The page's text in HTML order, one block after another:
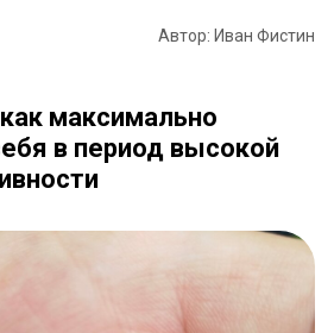
Автор: Иван Фистин
максимально
в период высокой